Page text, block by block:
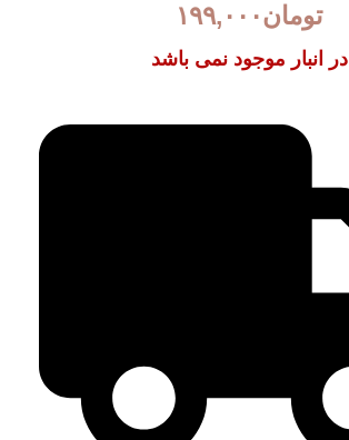
تومان۱۹۹,۰۰۰
در انبار موجود نمی باشد